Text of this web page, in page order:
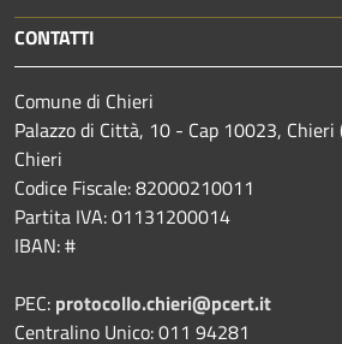
CONTATTI
Comune di Chieri
Palazzo di Città, 10 - Cap 10023,
Chieri
Codice Fiscale: 82000210011
Partita IVA: 01131200014
IBAN: #
PEC: protocollo.chieri@pcert.it
Centralino Unico: 011 94281